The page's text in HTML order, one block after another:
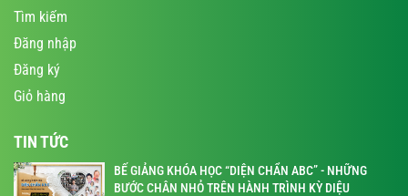
Tìm kiếm
Đăng nhập
Đăng ký
Giỏ hàng
TIN TỨC
BẾ GIẢNG KHÓA HỌC “DIỆN CHẨN ABC” - NHỮNG
BƯỚC CHÂN NHỎ TRÊN HÀNH TRÌNH KỲ DIỆU